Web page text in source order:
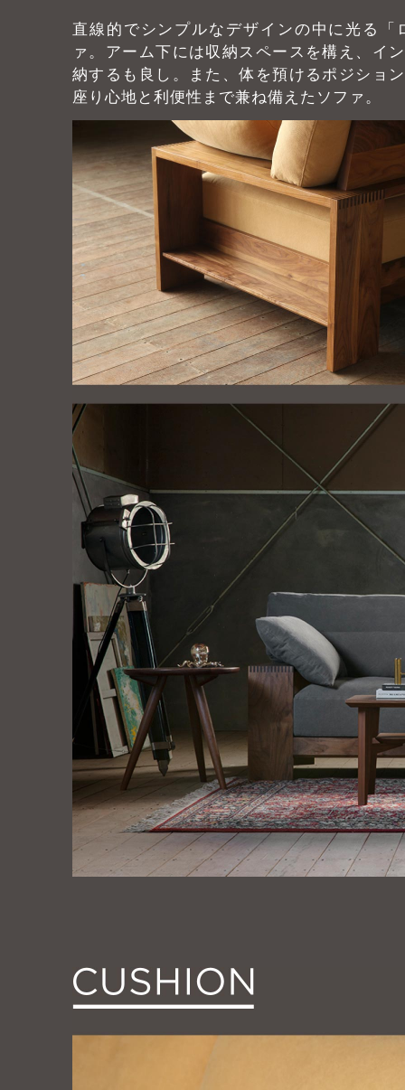
直線的でシンプルなデザインの中に光る
ァ。アーム下には収納スペースを構え、イ
納するも良し。また、体を預けるポジショ
座り心地と利便性まで兼ね備えたソファ。